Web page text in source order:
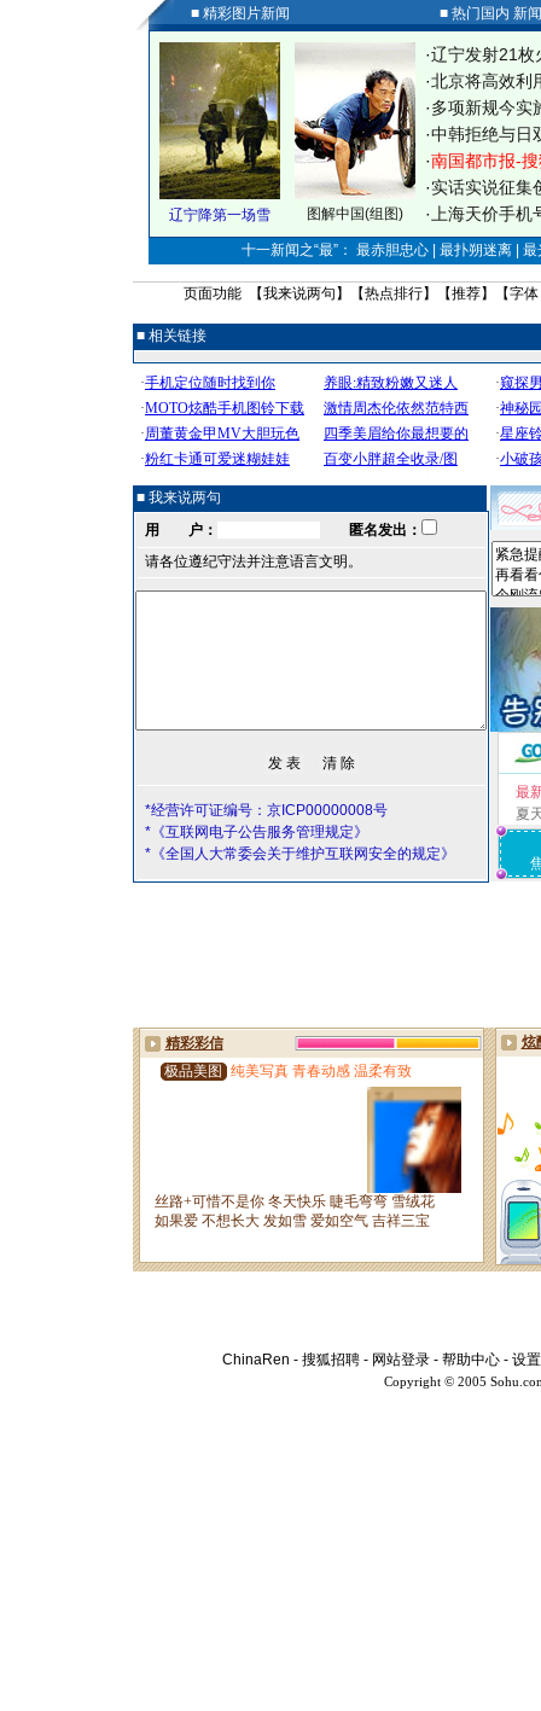
■ 精彩图片新闻 ■ 热门国内 新
辽宁降第一场雪 图解中国(组图)
·辽宁发射21枚
·北京将高效利
·多项新规今实
·中韩拒绝与日
·南国都市报-
·实话实说征集
· 上海天价手
十一新闻之“最”： 最赤胆忠心 | 最扑朔迷离 |
页面功能 【我来说两句 】【热点排行】【推荐】【字体
■ 相关链接
■ 我来说两句
用 户：
匿名发出：
请各位遵纪守法并注意语言文明。
*经营许可证编号：京ICP00000008号
*《互联网电子公告服务管理规定》
*《全国人大常委会关于维护互联网安全的规定》
最
夏
ChinaRen - 搜狐招聘 - 网站登录 - 帮助中心 - 设
Copyright © 2005